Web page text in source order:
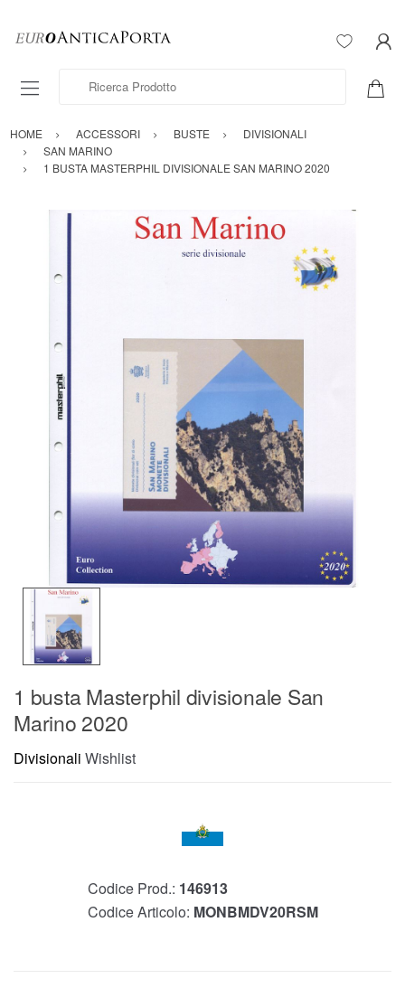
Ricerca Prodotto
HOME ACCESSORI BUSTE
DIVISIONALI
SAN MARINO
1 BUSTA MASTERPHIL DIVISIONALE SAN MARINO 2020
1 busta Masterphil divisionale San
Marino 2020
Divisionali Wishlist
Codice Prod.: 146913
Codice Articolo: MONBMDV20RSM